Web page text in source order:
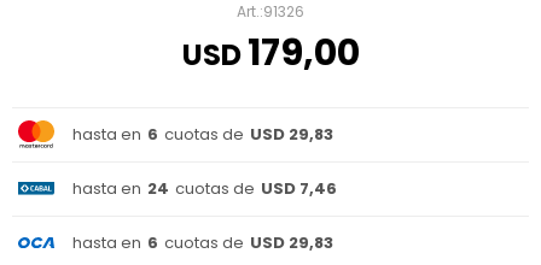
91326
USD179,00
hasta en 6 cuotas de USD 29,83
hasta en 24 cuotas de USD 7,46
hasta en 6 cuotas de USD 29,83